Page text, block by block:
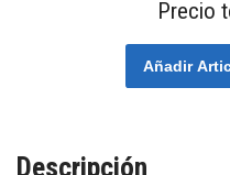
Precio
Añadir
Descripción